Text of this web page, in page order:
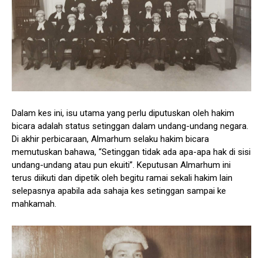
Dalam kes ini, isu utama yang perlu diputuskan oleh hakim
bicara adalah status setinggan dalam undang-undang negara.
Di akhir perbicaraan, Almarhum selaku hakim bicara
memutuskan bahawa, “Setinggan tidak ada apa-apa hak di sisi
undang-undang atau pun ekuiti”. Keputusan Almarhum ini
terus diikuti dan dipetik oleh begitu ramai sekali hakim lain
selepasnya apabila ada sahaja kes setinggan sampai ke
mahkamah.